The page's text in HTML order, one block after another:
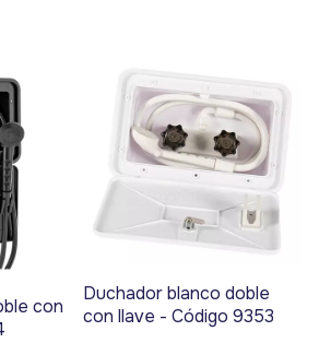
con
Duchador blanco doble
con llave - Código 9353